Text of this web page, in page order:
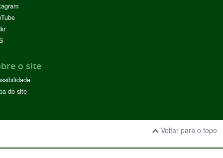
o site
do site
Voltar para o topo